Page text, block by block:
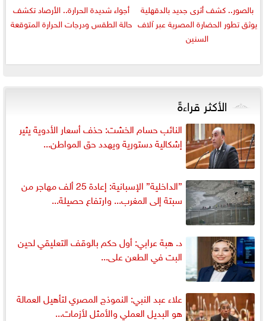
بالصور.. كشف أثرى جديد بالدقهلية
يوثق تطور الحضارة المصرية عبر آلاف
السنين
أجواء شديدة الحرارة.. الأرصاد تكشف
حالة الطقس ودرجات الحرارة المتوقعة
الأكثر قراءةً
النائب حسام الخشت: حذف أسعار الأدوية يثير
إشكالية دستورية ويهدد حق المواطن...
”الداخلية” الإسبانية: إعادة 25 ألف مهاجر من
سبتة إلى المغرب... وارتفاع حصيلة...
د. هبة عرابي: أول حكم بالوقف التعليقي لحين
البت في الطعن على...
علاء عبد النبي: النموذج المصري لتأهيل العمالة
هو البديل العملي والأمثل لأزمات...